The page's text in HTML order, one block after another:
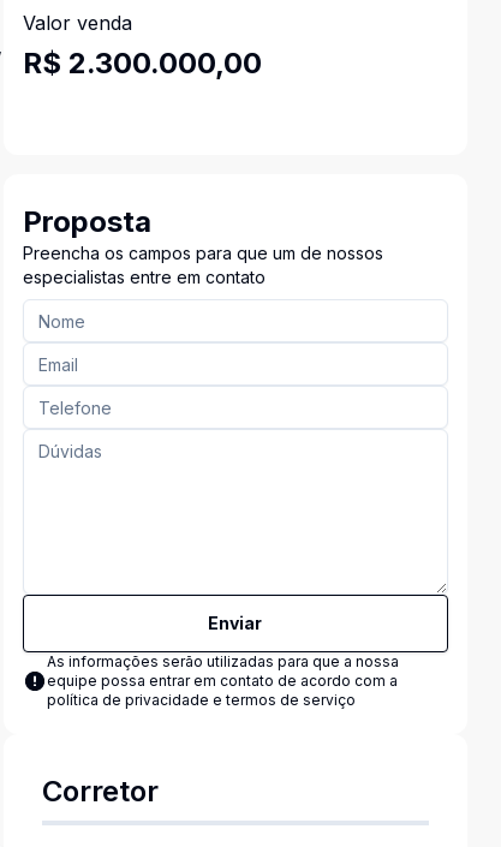
Valor venda
R$ 2.300.000,00
Proposta
Preencha os campos para que um de nossos
especialistas entre em contato
Enviar
As informações serão utilizadas para que a nossa
equipe possa entrar em contato de acordo com a
política de privacidade e termos de serviço
Corretor